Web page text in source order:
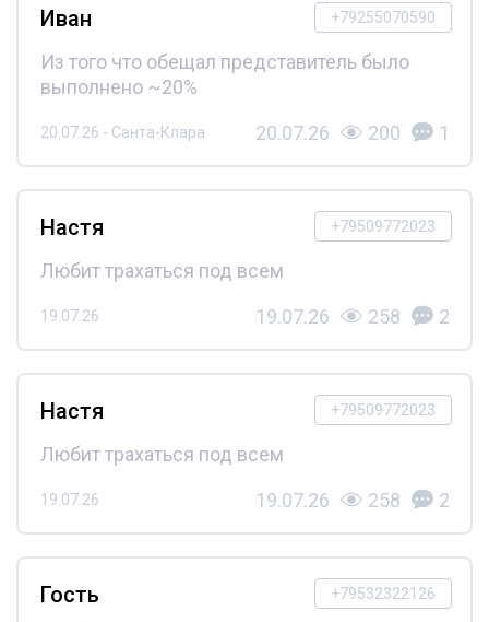
+79255070590
Иван
Из того что обещал представитель было
выполнено ~20%
20.07.26 - Санта-Клара 20.07.26 200 1
+79509772023
Настя
Любит трахаться под всем
19.07.26 19.07.26 258 2
+79509772023
Настя
Любит трахаться под всем
19.07.26 19.07.26 258 2
+79532322126
Гость